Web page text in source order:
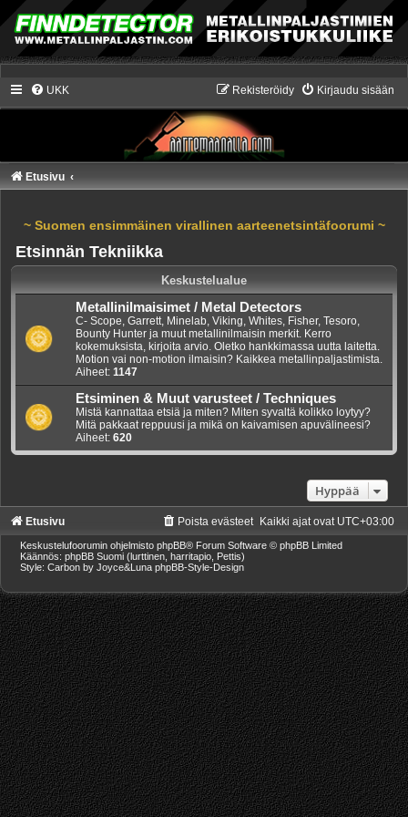
UKK Kirjaudu sisään
Rekisteröidy
Etusivu
~ Suomen ensimmäinen virallinen aarteenetsintäfoorumi ~
Etsinnän Tekniikka
Keskustelualue
Metallinilmaisimet / Metal Detectors
C- Scope, Garrett, Minelab, Viking, Whites, Fisher, Tesoro,
Bounty Hunter ja muut metallinilmaisin merkit. Kerro
kokemuksista, kirjoita arvio. Oletko hankkimassa uutta laitetta.
Motion vai non-motion ilmaisin? Kaikkea metallinpaljastimista.
Aiheet: 1147
Etsiminen & Muut varusteet / Techniques
Mistä kannattaa etsiä ja miten? Miten syvaltä kolikko loytyy?
Mitä pakkaat reppuusi ja mikä on kaivamisen apuvälineesi?
Aiheet: 620
Hyppää
Etusivu Kaikki ajat ovat UTC+03:00
Poista evästeet
Keskustelufoorumin ohjelmisto phpBB® Forum Software © phpBB Limited
Käännös: phpBB Suomi (lurttinen, harritapio, Pettis)
Style: Carbon by Joyce&Luna phpBB-Style-Design